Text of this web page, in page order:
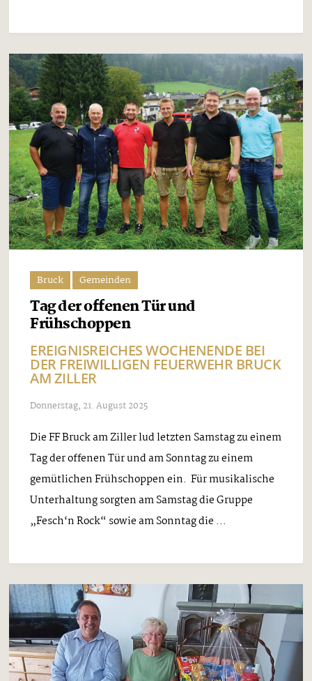
Bruck Gemeinden
Tag der offenen Tür und
Frühschoppen
EREIGNISREICHES WOCHENENDE BEI
DER FREIWILLIGEN FEUERWEHR BRUCK
AM ZILLER
Donnerstag, 21. August 2025
Die FF Bruck am Ziller lud letzten Samstag zu einem
Tag der offenen Tür und am Sonntag zu einem
gemütlichen Frühschoppen ein. Für musikalische
Unterhaltung sorgten am Samstag die Gruppe
„Fesch‘n Rock“ sowie am Sonntag die ...